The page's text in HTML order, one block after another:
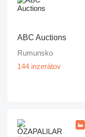
ABC Auctions
Rumunsko
144 inzerátov